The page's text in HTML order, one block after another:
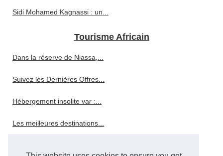
Sidi Mohamed Kagnassi : un...
Tourisme Africain
Dans la réserve de Niassa,...
Suivez les Dernières Offres...
Hébergement insolite var :...
Les meilleures destinations...